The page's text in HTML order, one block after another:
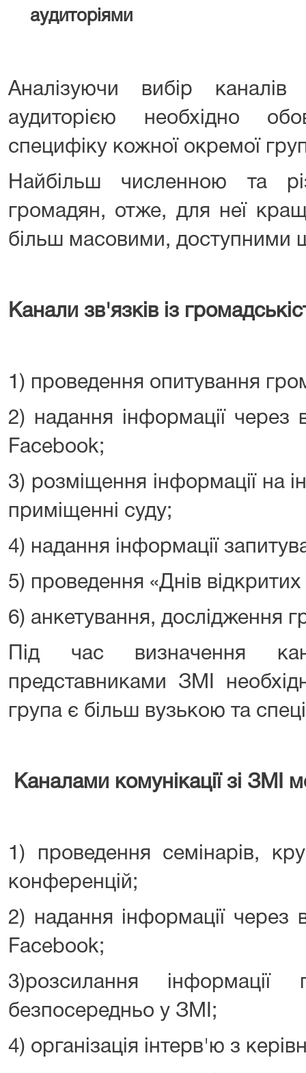
аудиторіями
Аналізуючи вибір
аудиторією необхідно
специфіку кожної окремої
Найбільш численною та
громадян, отже, для неї
більш масовими, доступними
Канали зв'язків із
1) проведення опитування
2) надання інформації через
Facebook;
3) розміщення інформації на
приміщенні суду;
4) надання інформації
5) проведення «Днів
6) анкетування, дослідження
Під час визначення
представниками ЗМІ
група є більш вузькою та
Каналами комунікації зі ЗМІ
1) проведення семінарів,
конференцій;
2) надання інформації через
Facebook;
3)розсилання інформації
безпосередньо у ЗМІ;
4) організація інтерв'ю з